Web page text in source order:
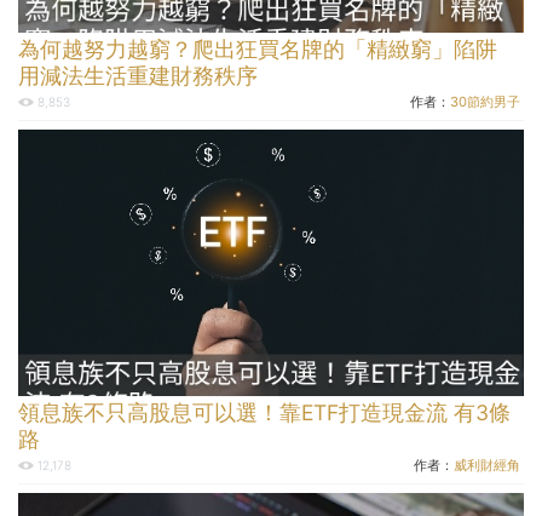
為何越努力越窮？爬出狂買名牌的「精緻窮」陷阱
用減法生活重建財務秩序
8,853 作者： 30節約男子
領息族不只高股息可以選！靠ETF打造現金流 有3條
路
12,178 作者： 威利財經角